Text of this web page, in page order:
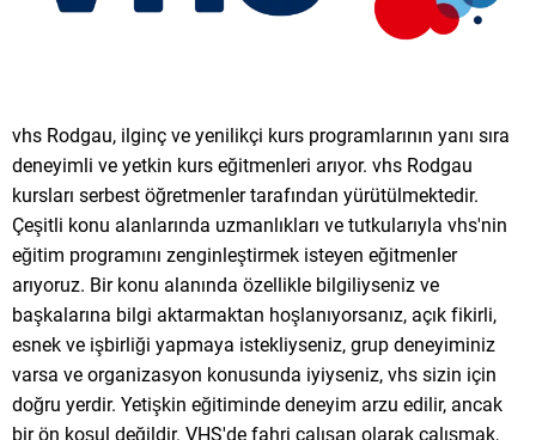
vhs Rodgau, ilginç ve yenilikçi kurs programlarının yanı sıra
deneyimli ve yetkin kurs eğitmenleri arıyor. vhs Rodgau
kursları serbest öğretmenler tarafından yürütülmektedir.
Çeşitli konu alanlarında uzmanlıkları ve tutkularıyla vhs'nin
eğitim programını zenginleştirmek isteyen eğitmenler
arıyoruz. Bir konu alanında özellikle bilgiliyseniz ve
başkalarına bilgi aktarmaktan hoşlanıyorsanız, açık fikirli,
esnek ve işbirliği yapmaya istekliyseniz, grup deneyiminiz
varsa ve organizasyon konusunda iyiyseniz, vhs sizin için
doğru yerdir. Yetişkin eğitiminde deneyim arzu edilir, ancak
bir ön koşul değildir. VHS'de fahri çalışan olarak çalışmak,